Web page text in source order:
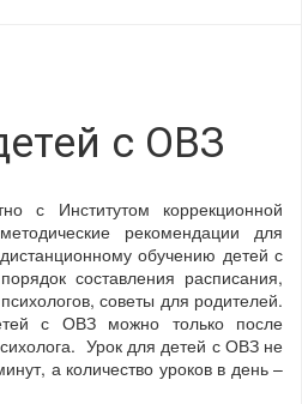
с ОВЗ
с Институтом коррекционной
рекомендации для
обучению детей с
составления расписания,
советы для родителей.
с ОВЗ можно только после
Урок для детей с ОВЗ не
а количество уроков в день –